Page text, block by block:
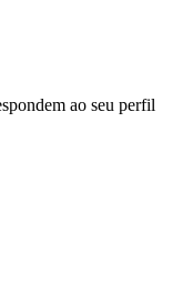
ao seu perfil